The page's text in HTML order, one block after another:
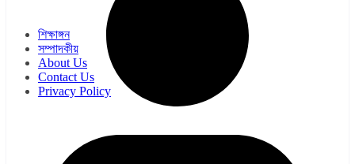
শিক্ষাঙ্গন
সম্পাদকীয়
About Us
Contact Us
Privacy Policy